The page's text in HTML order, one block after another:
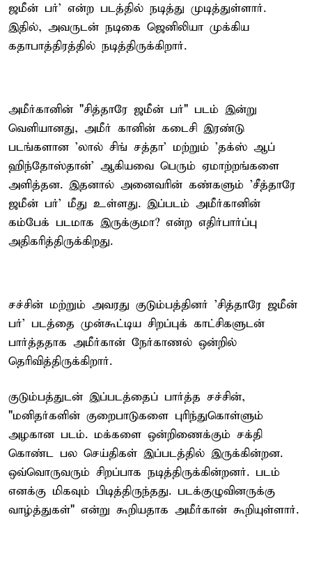
ஜமீன் பர்' என்ற படத்தில் நடித்து முடித்துள்ளார்.
இதில், அவருடன் நடிகை ஜெனிலியா முக்கிய
கதாபாத்திரத்தில் நடித்திருக்கிறார்.
அமீர்கானின் "சித்தாரே ஜமீன் பர்" படம் இன்று
வெளியானது, அமீர் கானின் கடைசி இரண்டு
படங்களான 'லால் சிங் சத்தா' மற்றும் 'தக்ஸ் ஆப்
ஹிந்தோஸ்தான்' ஆகியவை பெரும் ஏமாற்றங்களை
அளித்தன. இதனால் அனைவரின் கண்களும் 'சீத்தாரே
ஜமீன் பர்' மீது உள்ளது. இப்படம் அமீர்கானின்
கம்பேக் படமாக இருக்குமா? என்ற எதிர்பார்ப்பு
அதிகரித்திருக்கிறது.
சச்சின் மற்றும் அவரது குடும்பத்தினர் 'சித்தாரே ஜமீன்
பர்' படத்தை முன்கூட்டிய சிறப்புக் காட்சிகளுடன்
பார்த்ததாக அமீர்கான் நேர்காணல் ஒன்றில்
தெரிவித்திருக்கிறார்.
குடும்பத்துடன் இப்படத்தைப் பார்த்த சச்சின்,
"மனிதர்களின் குறைபாடுகளை புரிந்துகொள்ளும்
அழகான படம். மக்களை ஒன்றிணைக்கும் சக்தி
கொண்ட பல செய்திகள் இப்படத்தில் இருக்கின்றன.
ஒவ்வொருவரும் சிறப்பாக நடித்திருக்கின்றனர். படம்
எனக்கு மிகவும் பிடித்திருந்தது. படக்குழுவினருக்கு
வாழ்த்துகள்" என்று கூறியதாக அமீர்கான் கூறியுள்ளார்.